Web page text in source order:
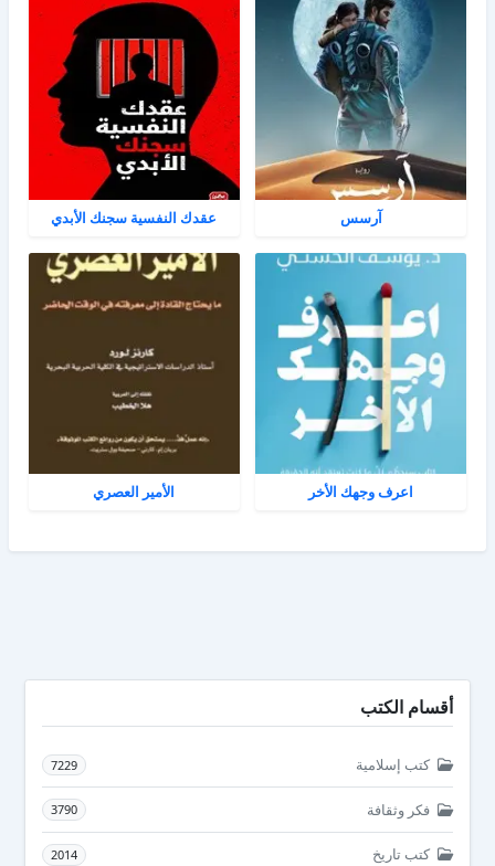
آرسس عقدك النفسية سجنك الأبدي
اعرف وجهك الأخر الأمير العصري
أقسام الكتب
كتب إسلامية 7229
فكر وثقافة 3790
كتب تاريخ 2014